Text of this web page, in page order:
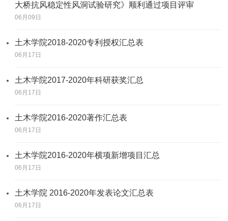
大桥抗风稳定性风洞试验研究》顺利通过项目评审
06月09日
土木学院2018-2020专利授权汇总表
06月17日
土木学院2017-2020年科研获奖汇总
06月17日
土木学院2016-2020著作汇总表
06月17日
土木学院2016-2020年横项新增项目汇总
06月17日
土木学院 2016-2020年发表论文汇总表
06月17日